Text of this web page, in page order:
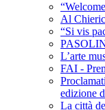
Al
“Si vis
L’arte
FAI -
edizione
La città